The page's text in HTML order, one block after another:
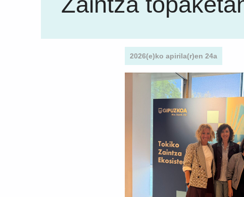
2026(e)ko apirila(r)en 24a